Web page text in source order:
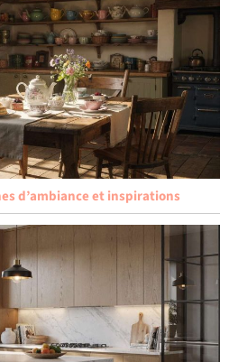
d’ambiance et inspirations